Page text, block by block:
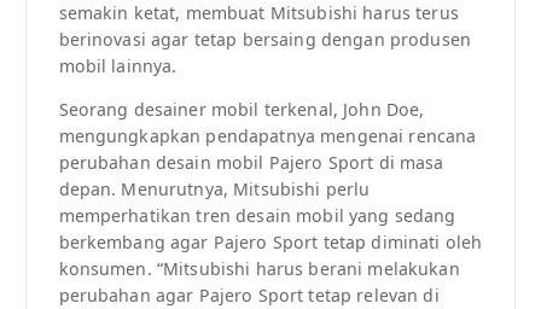
semakin ketat, membuat Mitsubishi harus terus
berinovasi agar tetap bersaing dengan produsen
mobil lainnya.
Seorang desainer mobil terkenal, John Doe,
mengungkapkan pendapatnya mengenai rencana
perubahan desain mobil Pajero Sport di masa
depan. Menurutnya, Mitsubishi perlu
memperhatikan tren desain mobil yang sedang
berkembang agar Pajero Sport tetap diminati oleh
konsumen. “Mitsubishi harus berani melakukan
perubahan agar Pajero Sport tetap relevan di